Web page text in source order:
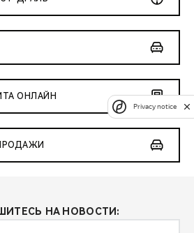
ОНЛАЙН
НА НОВОСТИ:
Privacy notice